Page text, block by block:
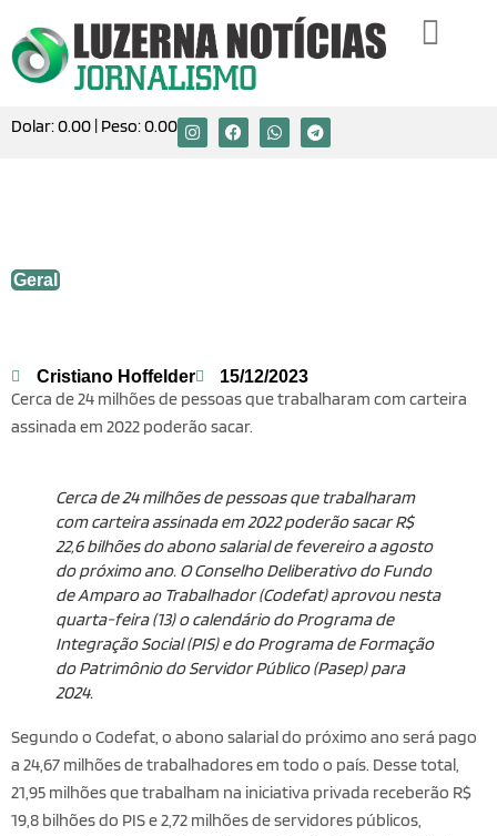
Dolar:0.00 | Peso:0.00
Geral
Cristiano Hoffelder 15/12/2023
Cerca de 24 milhões de pessoas que trabalharam com carteira
assinada em 2022 poderão sacar.
Cerca de 24 milhões de pessoas que trabalharam
com carteira assinada em 2022 poderão sacar R$
22,6 bilhões do abono salarial de fevereiro a agosto
do próximo ano. O Conselho Deliberativo do Fundo
de Amparo ao Trabalhador (Codefat) aprovou nesta
quarta-feira (13) o calendário do Programa de
Integração Social (PIS) e do Programa de Formação
do Patrimônio do Servidor Público (Pasep) para
2024.
Segundo o Codefat, o abono salarial do próximo ano será pago
a 24,67 milhões de trabalhadores em todo o país. Desse total,
21,95 milhões que trabalham na iniciativa privada receberão R$
19,8 bilhões do PIS e 2,72 milhões de servidores públicos,